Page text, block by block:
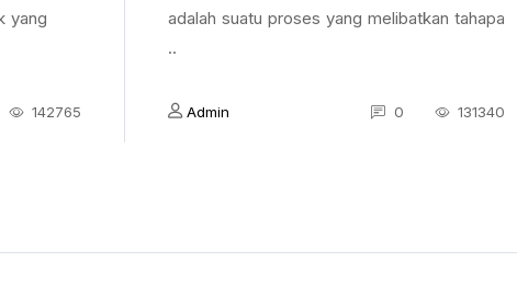
yang
142765
adalah suatu proses yang melibatkan tahapa
..
Admin 0 131340